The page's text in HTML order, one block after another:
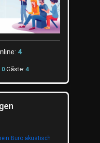
4
0Gãste: 4
Büro akustisch